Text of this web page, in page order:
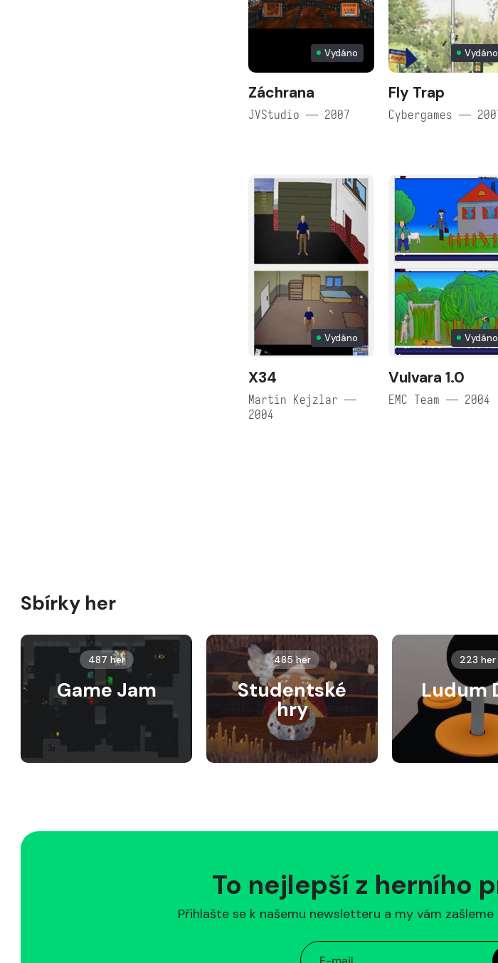
Vydáno
Záchrana
JVStudio — 2007
Vydáno
Fly Trap
Cybergames —
Vydáno
X34
Martin Kejzlar —
2004
Vydáno
Vulvara 1.0
EMC Team — 2004
Sbírky her
487 her
Game Jam
485 her
Studentské
hry
223 her
Ludum
To nejlepší z herního
Přihlašte se k našemu newsletteru a my vám